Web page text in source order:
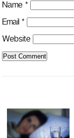
Name *
Email *
Website